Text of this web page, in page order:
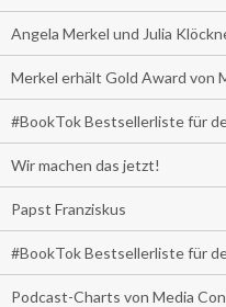
Angela Merkel und Julia
Merkel erhält Gold Award von
#BookTok Bestsellerliste für
Wir machen das jetzt!
Papst Franziskus
#BookTok Bestsellerliste für
Podcast-Charts von Media